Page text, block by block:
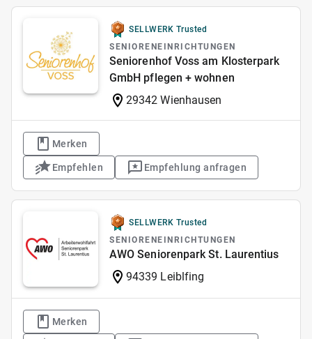
SELLWERK Trusted
SENIORENEINRICHTUNGEN
Seniorenhof Voss am Klosterpark
GmbH pflegen + wohnen
29342 Wienhausen
Merken
Empfehlen Empfehlung anfragen
SELLWERK Trusted
SENIORENEINRICHTUNGEN
AWO Seniorenpark St. Laurentius
94339 Leiblfing
Merken